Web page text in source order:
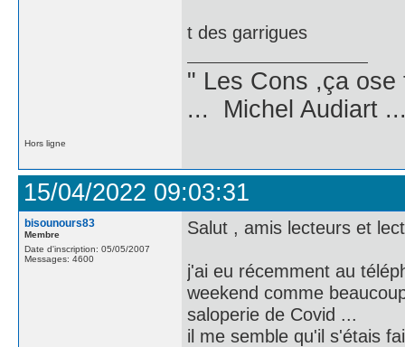
t des garrigues
" Les Cons ,ça
... Michel Audiart
Hors ligne
15/04/2022 09:03:31
bisounours83
Membre
Date d'inscription: 05/05/2007
Messages: 4600
Salut , amis lecteurs et
j'ai eu récemment au
weekend comme
saloperie de Covid ...
il me semble qu'il s'étais